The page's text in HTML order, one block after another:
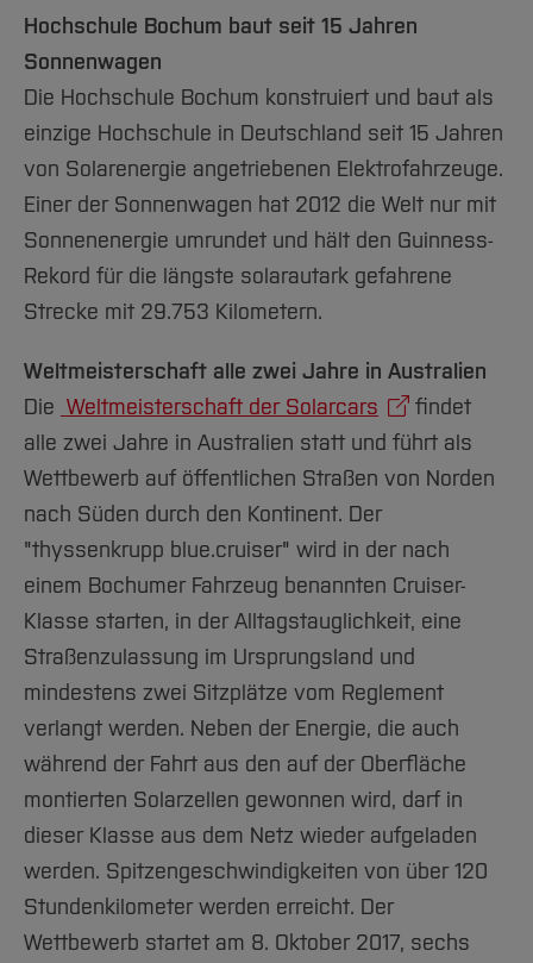
Hochschule Bochum baut seit 15 Jahren
Sonnenwagen
Die Hochschule Bochum konstruiert und baut als
einzige Hochschule in Deutschland seit 15 Jahren
von Solarenergie angetriebenen Elektrofahrzeuge.
Einer der Sonnenwagen hat 2012 die Welt nur mit
Sonnenenergie umrundet und hält den Guinness-
Rekord für die längste solarautark gefahrene
Strecke mit 29.753 Kilometern.
Weltmeisterschaft alle zwei Jahre in Australien
Die Weltmeisterschaft der Solarcars
findet
alle zwei Jahre in Australien statt und führt als
Wettbewerb auf öffentlichen Straßen von Norden
nach Süden durch den Kontinent. Der
"thyssenkrupp blue.cruiser" wird in der nach
einem Bochumer Fahrzeug benannten Cruiser-
Klasse starten, in der Alltagstauglichkeit, eine
Straßenzulassung im Ursprungsland und
mindestens zwei Sitzplätze vom Reglement
verlangt werden. Neben der Energie, die auch
während der Fahrt aus den auf der Oberfläche
montierten Solarzellen gewonnen wird, darf in
dieser Klasse aus dem Netz wieder aufgeladen
werden. Spitzengeschwindigkeiten von über 120
Stundenkilometer werden erreicht. Der
Wettbewerb startet am 8. Oktober 2017, sechs